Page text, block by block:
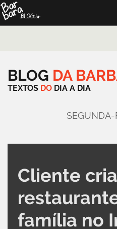
BLOG DA
TEXTOS DO DIA A DIA
SEGUNDA-
Cliente
família no